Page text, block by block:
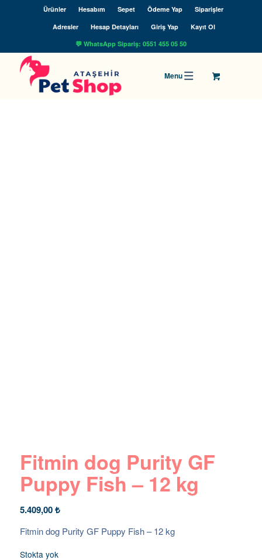
Ürünler Hesabım Sepet Ödeme Yap
Siparişler
Adresler
Hesap Detayları Giriş Yap
Kayıt Ol
💬 WhatsApp Sipariş: 0551 455 05 50
Fitmin dog Purity GF
Puppy Fish – 12 kg
5.409,00₺
Fitmin dog Purity GF Puppy Fish – 12 kg
Stokta yok